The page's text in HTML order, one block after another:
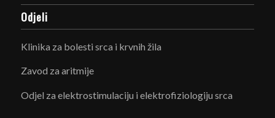
Odjeli
Klinika za bolesti srca i krvnih žila
Zavod za aritmije
Odjel za elektrostimulaciju i elektrofiziologiju srca